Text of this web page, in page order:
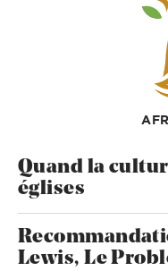
Quand la
églises
Lewis, Le